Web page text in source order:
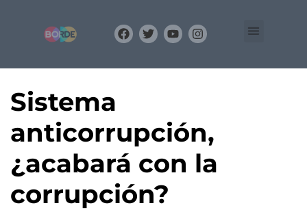
Sistema
anticorrupción,
¿acabará con la
corrupción?